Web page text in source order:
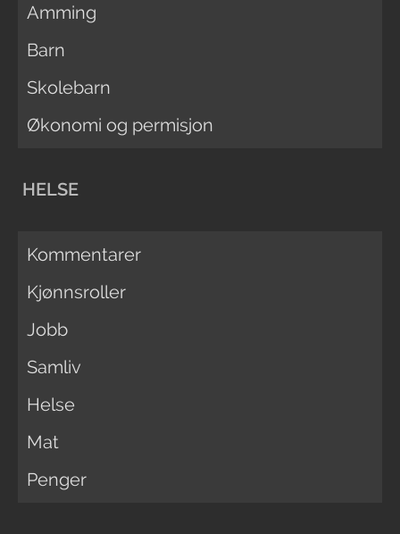
Amming
Barn
Skolebarn
Økonomi og permisjon
HELSE
Kommentarer
Kjønnsroller
Jobb
Samliv
Helse
Mat
Penger